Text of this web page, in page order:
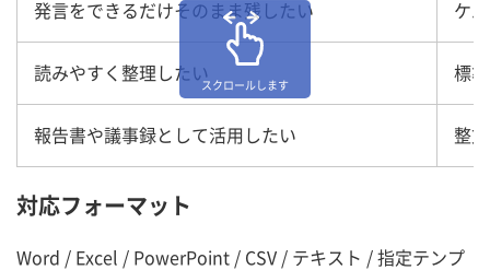
発言をできるだけそのまま残したい ケ
読みやすく整理したい 標
報告書や議事録として活用したい 整
スクロールします
対応フォーマット
Word / Excel / PowerPoint / CSV / テキスト / 指定テンプ